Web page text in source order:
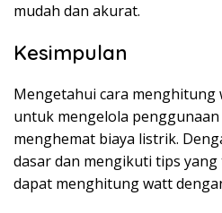
mudah dan akurat.
Kesimpulan
Mengetahui cara
untuk mengelola
menghemat biaya listrik.
dasar dan mengikuti tips
dapat menghitung watt